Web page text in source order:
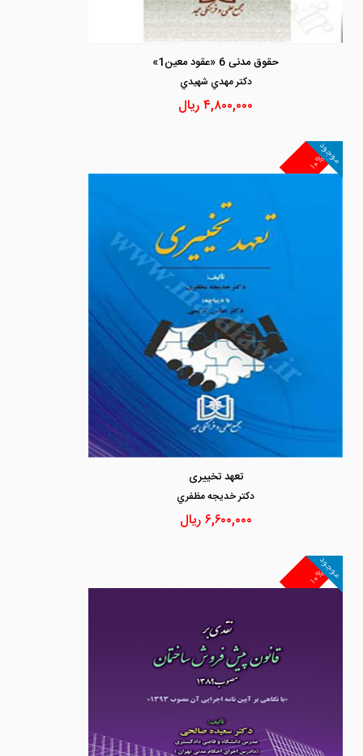
حقوق مدنی 6 «عقود معین1»
دكتر مهدي شهيدي
۴,۸۰۰,۰۰۰ریال
۱۰%
موجود
تعهد تخییری
دكتر خديجه مظفري
۶,۶۰۰,۰۰۰ریال
۱۰%
موجود